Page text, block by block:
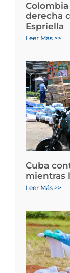
derecha
Espriella
Leer Más >>
Cuba
mientras
Leer Más >>